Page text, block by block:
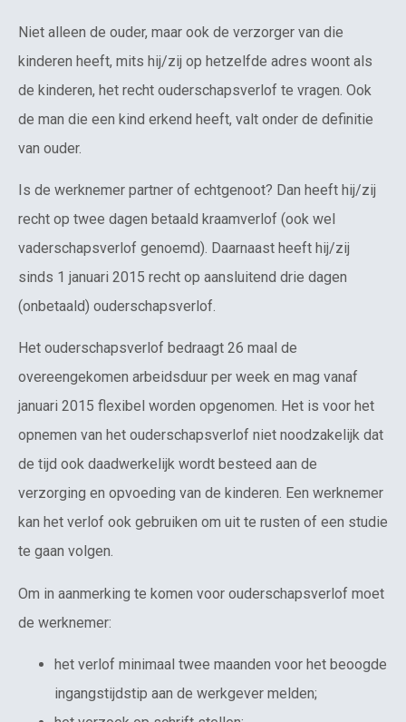
Niet alleen de ouder, maar ook de verzorger van die
kinderen heeft, mits hij/zij op hetzelfde adres woont als
de kinderen, het recht ouderschapsverlof te vragen. Ook
de man die een kind erkend heeft, valt onder de definitie
van ouder.
Is de werknemer partner of echtgenoot? Dan heeft hij/zij
recht op twee dagen betaald kraamverlof (ook wel
vaderschapsverlof genoemd). Daarnaast heeft hij/zij
sinds 1 januari 2015 recht op aansluitend drie dagen
(onbetaald) ouderschapsverlof.
Het ouderschapsverlof bedraagt 26 maal de
overeengekomen arbeidsduur per week en mag vanaf
januari 2015 flexibel worden opgenomen. Het is voor het
opnemen van het ouderschapsverlof niet noodzakelijk dat
de tijd ook daadwerkelijk wordt besteed aan de
verzorging en opvoeding van de kinderen. Een werknemer
kan het verlof ook gebruiken om uit te rusten of een studie
te gaan volgen.
Om in aanmerking te komen voor ouderschapsverlof moet
de werknemer:
het verlof minimaal twee maanden voor het beoogde
ingangstijdstip aan de werkgever melden;